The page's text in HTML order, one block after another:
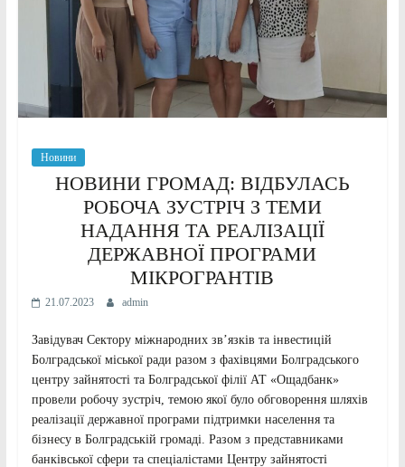
Новини
НОВИНИ ГРОМАД: ВІДБУЛАСЬ
РОБОЧА ЗУСТРІЧ З ТЕМИ
НАДАННЯ ТА РЕАЛІЗАЦІЇ
ДЕРЖАВНОЇ ПРОГРАМИ
МІКРОГРАНТІВ
21.07.2023 admin
Завідувач Сектору міжнародних зв’язків та інвестицій
Болградської міської ради разом з фахівцями Болградського
центру зайнятості та Болградської філії АТ «Ощадбанк»
провели робочу зустріч, темою якої було обговорення шляхів
реалізації державної програми підтримки населення та
бізнесу в Болградській громаді. Разом з представниками
банківської сфери та спеціалістами Центру зайнятості